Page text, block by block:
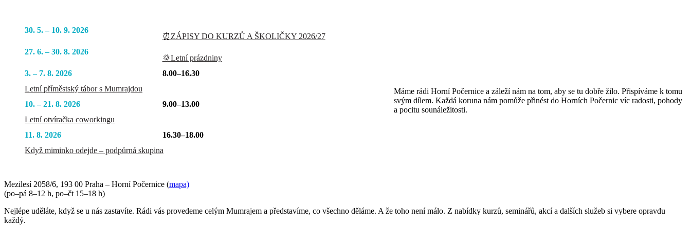
30. 5. – 10. 9. 2026
⏰ZÁPISY DO KURZŮ A ŠKOLIČKY 2026/27
27. 6. – 30. 8. 2026
🌞Letní prázdniny
3. – 7. 8. 2026
8.00–16.30
Letní příměstský tábor s Mumrajdou
10. – 21. 8. 2026
9.00–13.00
Letní otvíračka coworkingu
11. 8. 2026
16.30–18.00
Když miminko odejde – podpůrná skupina
Máme rádi Horní Počernice a záleží nám na tom, aby se tu dobře žilo. Přispíváme k tomu
svým dílem. Každá koruna nám pomůže přinést do Horních Počernic víc radosti, pohody
a pocitu sounáležitosti.
Mezilesí 2058/6, 193 00 Praha – Horní Počernice (mapa)
(po–pá 8–12 h, po–čt 15–18 h)
Nejlépe uděláte, když se u nás zastavíte. Rádi vás provedeme celým Mumrajem a představíme, co všechno děláme. A že toho není málo. Z nabídky kurzů, seminářů, akcí a dalších služeb si vybere opravdu
každý.